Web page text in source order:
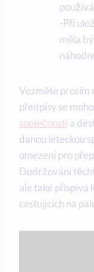
-Při
měla
Vezměte prosím
předpisy se
společnosti a
danou leteckou
omezení pro
Dodržování
ale také přispívá
cestujících na